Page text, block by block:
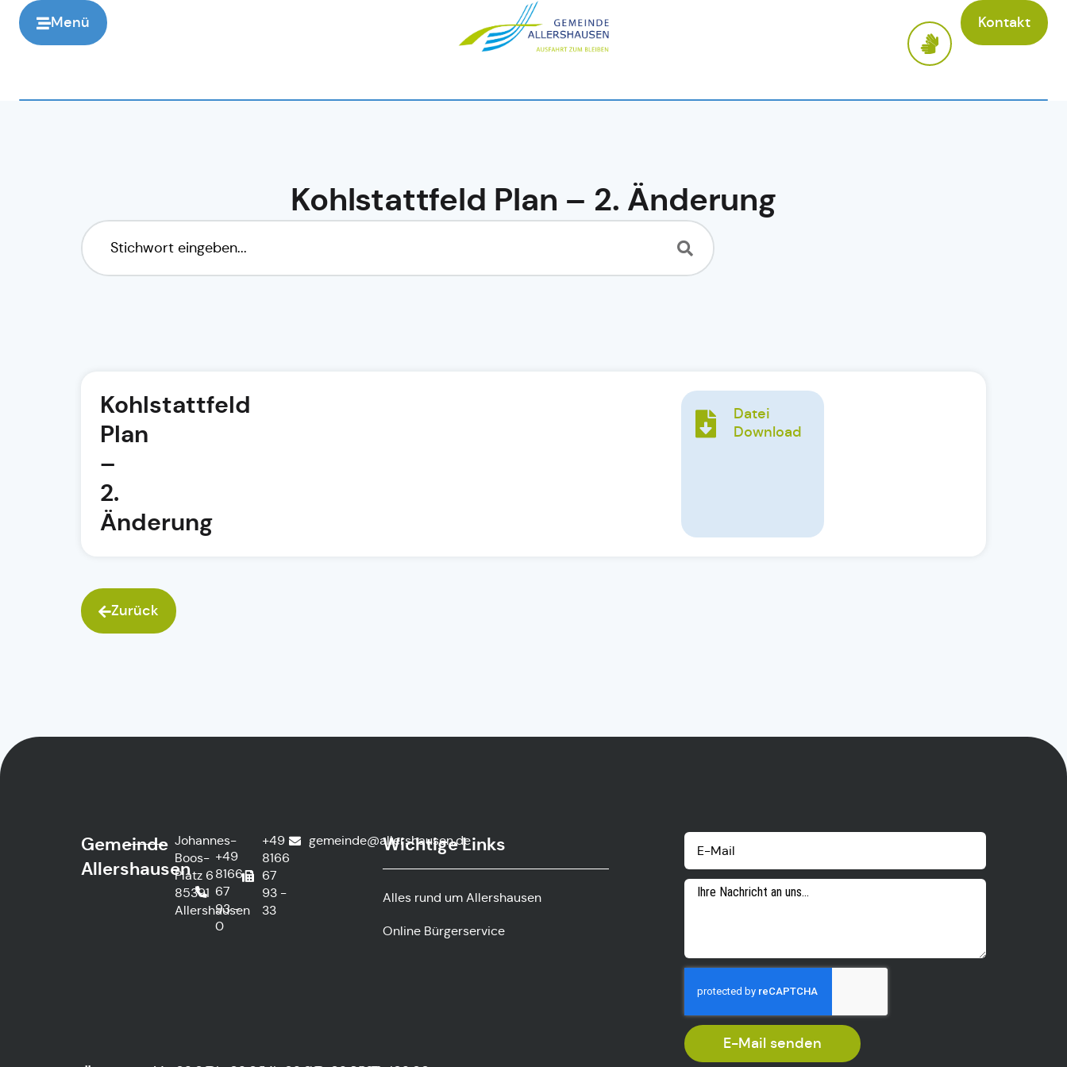
Menü Kontakt
Kohlstattfeld Plan – 2. Änderung
Kohlstattfeld
Plan
–
2.
Änderung
Datei
Download
Zurück
Gemeinde
Allershausen
Johannes-
Boos-
Platz 6
85391
Allershausen
+49
8166
67
93 -
0
+49
8166
67
93 -
33
gemeinde@allershausen.de
Wichtige Links
Alles rund um Allershausen
Online Bürgerservice
E-Mail senden